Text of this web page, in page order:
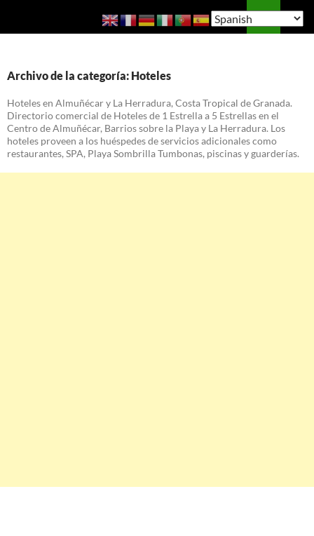
Guía de Almuñécar
Archivo de la categoría: Hoteles
Hoteles en Almuñécar y La Herradura, Costa Tropical de Granada.
Directorio comercial de Hoteles de 1 Estrella a 5 Estrellas en el
Centro de Almuñécar, Barrios sobre la Playa y La Herradura. Los
hoteles proveen a los huéspedes de servicios adicionales como
restaurantes, SPA, Playa Sombrilla Tumbonas, piscinas y guarderías.